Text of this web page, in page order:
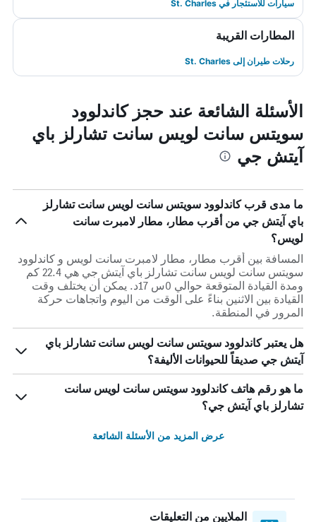
سيارات للاستئجار في St. Charles
المطارات القريبة
رحلات طيران إلى St. Charles
الأسئلة الشائعة عند حجز كاندلوود
سويتس سانت لويس سانت تشارلز باي
آيتش جي
ما مدى قرب كاندلوود سويتس سانت لويس سانت تشارلز
باي آيتش جي من أقرب مطار، مطار لامبرت سانت
لويس؟
المسافة بين أقرب مطار، مطار لامبرت سانت لويس و كاندلوود
سويتس سانت لويس سانت تشارلز باي آيتش جي هي 22.4 كم
ومدة القيادة المتوقعة حوالي 0س 17د. يمكن أن يختلف وقت
القيادة بين الاثنين بناءً على الوقت من اليوم واتجاهات حركة
المرور في المنطقة.
هل يعتبر كاندلوود سويتس سانت لويس سانت تشارلز باي
آيتش جي صديقاً للحيوانات الأليفة؟
ما هو رقم هاتف كاندلوود سويتس سانت لويس سانت
تشارلز باي آيتش جي؟
عرض المزيد من الأسئلة الشائعة
الملايين من التعليقات